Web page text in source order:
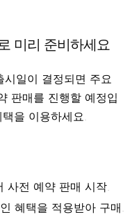
미리 준비하세요
시일이 결정되면 주요
판매를 진행할 예정입
을 이용하세요.
사전 예약 판매 시작.
혜택을 적용받아 구매.